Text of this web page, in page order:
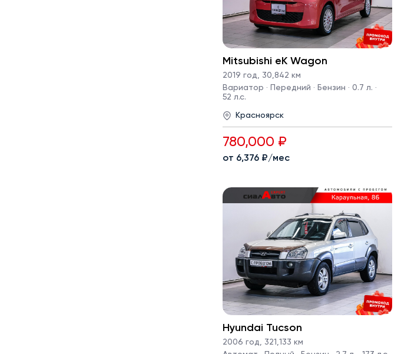
Mitsubishi eK Wagon
2019 год, 30,842 км
Вариатор · Передний · Бензин · 0.7 л. ·
52 л.с.
Красноярск
780,000 ₽
от 6,376 ₽/мес
Hyundai Tucson
2006 год
321,133 км